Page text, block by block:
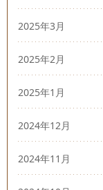
2025年3月
2025年2月
2025年1月
2024年12月
2024年11月